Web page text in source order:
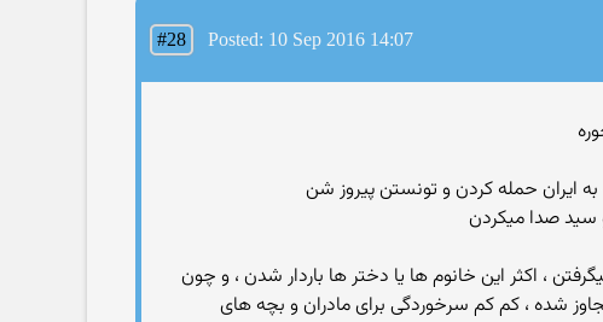
#28 Posted: 10 Sep 2016 14:07
سید صدا میکردن
، اکثر این خانوم ها یا دختر ها باردار شدن ، و چون
شده ، کم کم سرخوردگی برای مادران و بچه های